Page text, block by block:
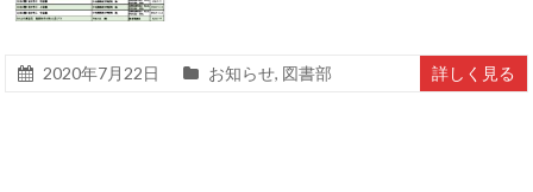
2020年7月22日 お知らせ, 図書部 詳しく見る